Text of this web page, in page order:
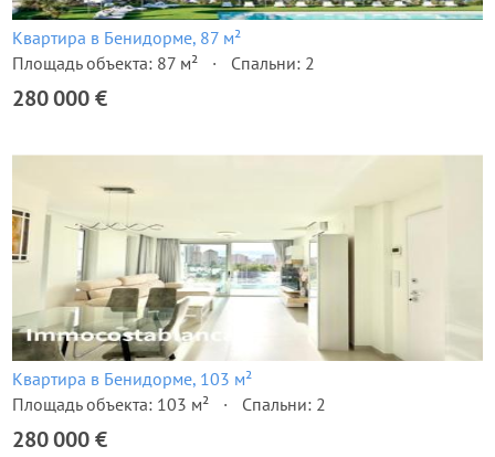
Квартира в Бенидорме, 87 м²
Площадь объекта: 87 м²
Спальни: 2
280 000 €
Квартира в Бенидорме, 103 м²
Площадь объекта: 103 м²
Спальни: 2
280 000 €